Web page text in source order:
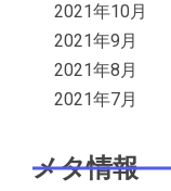
2021年10月
2021年9月
2021年8月
2021年7月
メタ情報